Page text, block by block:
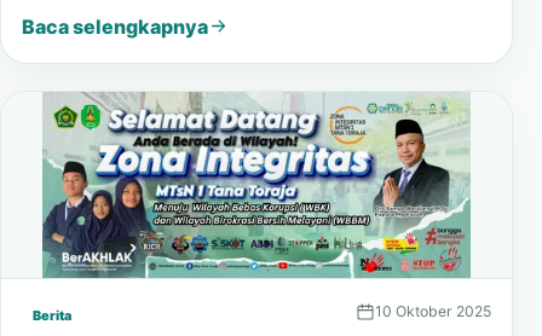
Baca selengkapnya
Berita 10 Oktober 2025